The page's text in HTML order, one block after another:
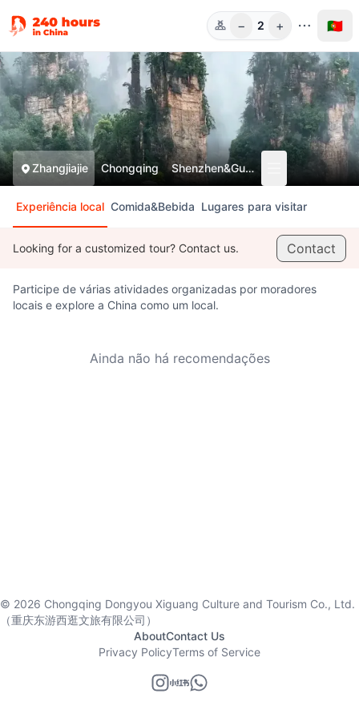
Pess.
− 2 + 🇵🇹
Zhangjiajie Chongqing Shenzhen&Guangzhou
Experiência local Comida&Bebida Lugares para visitar
Looking for a customized tour? Contact us. Contact
Participe de várias atividades organizadas por moradores
locais e explore a China como um local.
Ainda não há recomendações
© 2026 Chongqing Dongyou Xiguang Culture and Tourism Co., Ltd.
（重庆东游西逛文旅有限公司）
AboutContact Us
Privacy PolicyTerms of Service